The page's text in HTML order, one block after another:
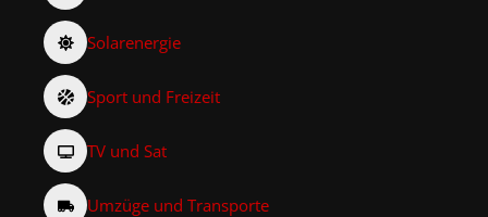
Solarenergie
Sport und Freizeit
TV und Sat
Umzüge und Transporte